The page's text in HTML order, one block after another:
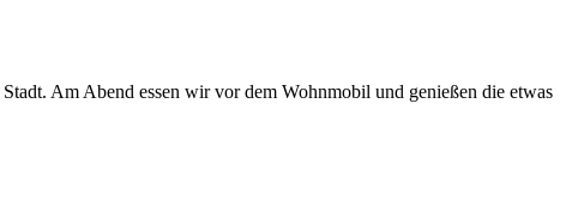
Am Abend essen wir vor dem Wohnmobil und genießen die etwas